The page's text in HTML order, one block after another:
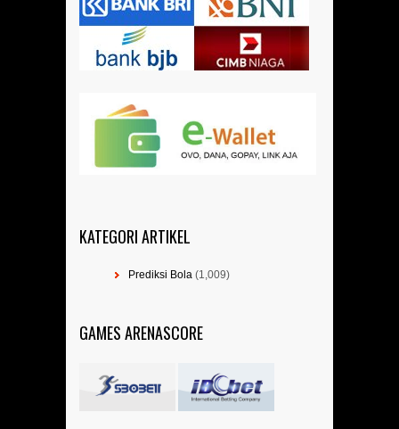
KATEGORI ARTIKEL
Prediksi Bola (1,009)
GAMES ARENASCORE